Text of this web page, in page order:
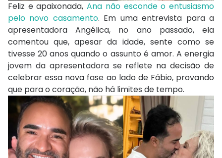
Feliz e apaixonada,Ana não esconde o entusiasmo
pelo novo casamento. Em uma entrevista para a
apresentadora Angélica, no ano passado, ela
comentou que, apesar da idade, sente como se
tivesse 20 anos quando o assunto é amor. A energia
jovem da apresentadora se reflete na decisão de
celebrar essa nova fase ao lado de Fábio, provando
que para o coração, não há limites de tempo.